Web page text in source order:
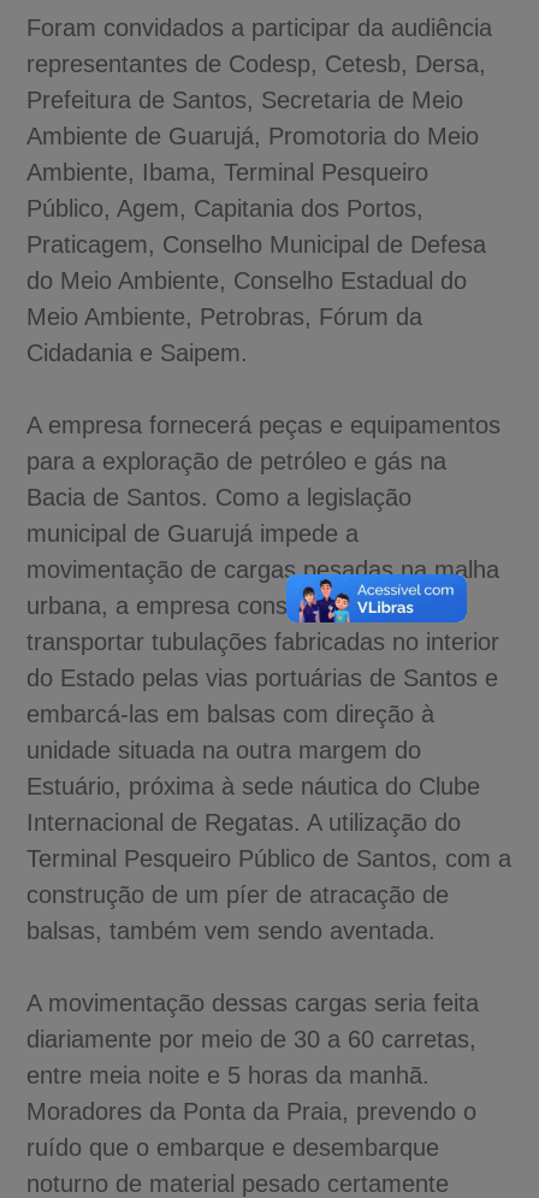
Foram convidados a participar da audiência
representantes de Codesp, Cetesb, Dersa,
Prefeitura de Santos, Secretaria de Meio
Ambiente de Guarujá, Promotoria do Meio
Ambiente, Ibama, Terminal Pesqueiro
Público, Agem, Capitania dos Portos,
Praticagem, Conselho Municipal de Defesa
do Meio Ambiente, Conselho Estadual do
Meio Ambiente, Petrobras, Fórum da
Cidadania e Saipem.
A empresa fornecerá peças e equipamentos
para a exploração de petróleo e gás na
Bacia de Santos. Como a legislação
municipal de Guarujá impede a
movimentação de cargas pesadas na malha
urbana, a empresa considera a opção de
transportar tubulações fabricadas no interior
do Estado pelas vias portuárias de Santos e
embarcá-las em balsas com direção à
unidade situada na outra margem do
Estuário, próxima à sede náutica do Clube
Internacional de Regatas. A utilização do
Terminal Pesqueiro Público de Santos, com a
construção de um píer de atracação de
balsas, também vem sendo aventada.
A movimentação dessas cargas seria feita
diariamente por meio de 30 a 60 carretas,
entre meia noite e 5 horas da manhã.
Moradores da Ponta da Praia, prevendo o
ruído que o embarque e desembarque
noturno de material pesado certamente